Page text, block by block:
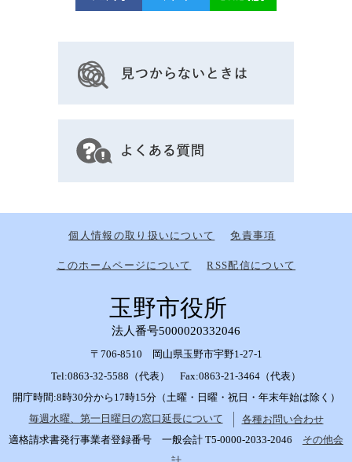
個人情報の取り扱いについて 免責事項
このホームページについて RSS配信について
玉野市役所
法人番号5000020332046
〒706-8510 岡山県玉野市宇野1-27-1
Tel:0863-32-5588（代表） Fax:0863-21-3464（代表）
開庁時間:8時30分から17時15分（土曜・日曜・祝日・年末年始は除く）
毎週水曜、第一日曜日の窓口延長について
各種お問い合わせ
適格請求書発行事業者登録番号 一般会計 T5-0000-2033-2046 その他会